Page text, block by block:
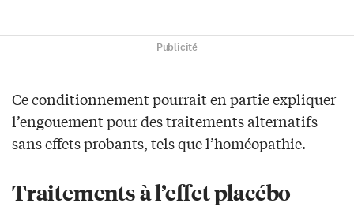
Publicité
Ce conditionnement pourrait en partie expliquer
l’engouement pour des traitements alternatifs
sans effets probants, tels que l’homéopathie.
Traitements à l’effet placébo